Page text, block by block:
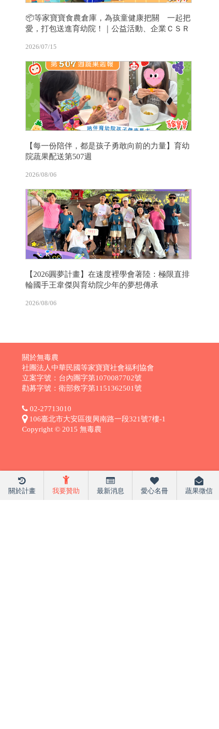
📦等家寶寶食農倉庫，為孩童健康把關 一起把
愛，打包送進育幼院！｜公益活動、企業ＣＳＲ
2026/07/15
【每一份陪伴，都是孩子勇敢向前的力量】育幼
院蔬果配送第507週
2026/08/06
【2026圓夢計畫】在速度裡學會著陸：極限直排
輪國手王韋傑與育幼院少年的夢想傳承
2026/08/06
關於計畫 我要贊助 最新消息 愛心名冊 蔬果徵信
關於無毒農
社團法人中華民國等家寶寶社會福利協會
立案字號：台內團字第1070087702號
勸募字號：衛部救字第1151362501號
02-27713010
106臺北市大安區復興南路一段321號7樓-1
Copyright © 2015 無毒農